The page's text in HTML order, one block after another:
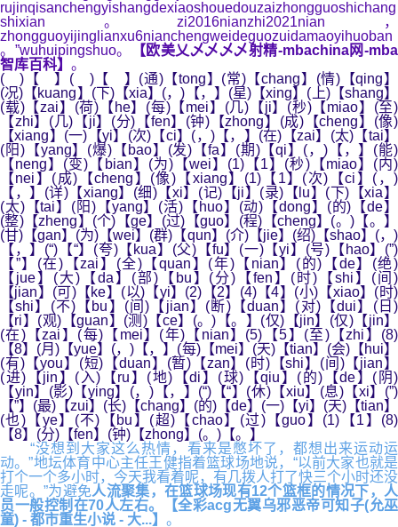
rujinqisanchengyishangdexiaoshouedouzaizhongguoshichang
shixian。zi2016nianzhi2021nian，
zhongguoyijinglianxu6nianchengweideguozuidamaoyihuoban
。”wuhuipingshuo。
【欧美乂乄乄乄乄射精-mbachina网-mba
智库百科】 。
( )【 】( )【 】(通)【tong】(常)【chang】(情)【qing】
(况)【kuang】(下)【xia】(，)【，】(星)【xing】(上)【shang】
(载)【zai】(荷)【he】(每)【mei】(几)【ji】(秒)【miao】(至)
【zhi】(几)【ji】(分)【fen】(钟)【zhong】(成)【cheng】(像)
【xiang】(一)【yi】(次)【ci】(，)【，】(在)【zai】(太)【tai】
(阳)【yang】(爆)【bao】(发)【fa】(期)【qi】(，)【，】(能)
【neng】(变)【bian】(为)【wei】(1)【1】(秒)【miao】(内)
【nei】(成)【cheng】(像)【xiang】(1)【1】(次)【ci】(，)
【，】(详)【xiang】(细)【xi】(记)【ji】(录)【lu】(下)【xia】
(太)【tai】(阳)【yang】(活)【huo】(动)【dong】(的)【de】
(整)【zheng】(个)【ge】(过)【guo】(程)【cheng】(。)【。】
(甘)【gan】(为)【wei】(群)【qun】(介)【jie】(绍)【shao】(，)
【，】(“)【“】(夸)【kua】(父)【fu】(一)【yi】(号)【hao】(”)
【”】(在)【zai】(全)【quan】(年)【nian】(的)【de】(绝)
【jue】(大)【da】(部)【bu】(分)【fen】(时)【shi】(间)
【jian】(可)【ke】(以)【yi】(2)【2】(4)【4】(小)【xiao】(时)
【shi】(不)【bu】(间)【jian】(断)【duan】(对)【dui】(日)
【ri】(观)【guan】(测)【ce】(。)【。】(仅)【jin】(仅)【jin】
(在)【zai】(每)【mei】(年)【nian】(5)【5】(至)【zhi】(8)
【8】(月)【yue】(，)【，】(每)【mei】(天)【tian】(会)【hui】
(有)【you】(短)【duan】(暂)【zan】(时)【shi】(间)【jian】
(进)【jin】(入)【ru】(地)【di】(球)【qiu】(的)【de】(阴)
【yin】(影)【ying】(，)【，】(“)【“】(休)【xiu】(息)【xi】(”)
【”】(最)【zui】(长)【chang】(的)【de】(一)【yi】(天)【tian】
(也)【ye】(不)【bu】(超)【chao】(过)【guo】(1)【1】(8)
【8】(分)【fen】(钟)【zhong】(。)【。】
“没想到大家这么热情，看来是憋坏了，都想出来运动运
动。”地坛体育中心主任王健指着篮球场地说，“以前大家也就是
打个一个多小时，今天我看着呢，有几拨人打了快三个小时还没
走呢。”为避免人流聚集，在篮球场现有12个篮框的情况下，人
员一般控制在70人左右。
【全彩acg无翼乌邪恶帝可知子(允巫
童) - 都市重生小说 - 大...】 。